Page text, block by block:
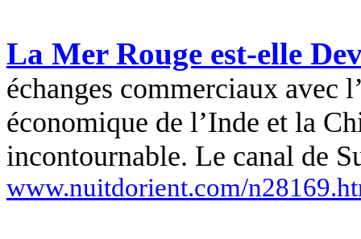
La Mer Rouge est-elle
échanges commerciaux avec
économique de l’Inde et la
incontournable. Le canal de
www.nuitdorient.com/